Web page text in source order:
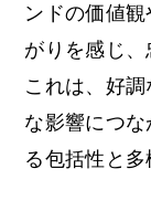
ンドの価値
がりを感じ、
これは、好
な影響につ
る包括性と多